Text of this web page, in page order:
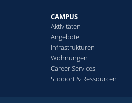
CAMPUS
Aktivitäten
Angebote
Infrastrukturen
Wohnungen
Career Services
Support & Ressourcen